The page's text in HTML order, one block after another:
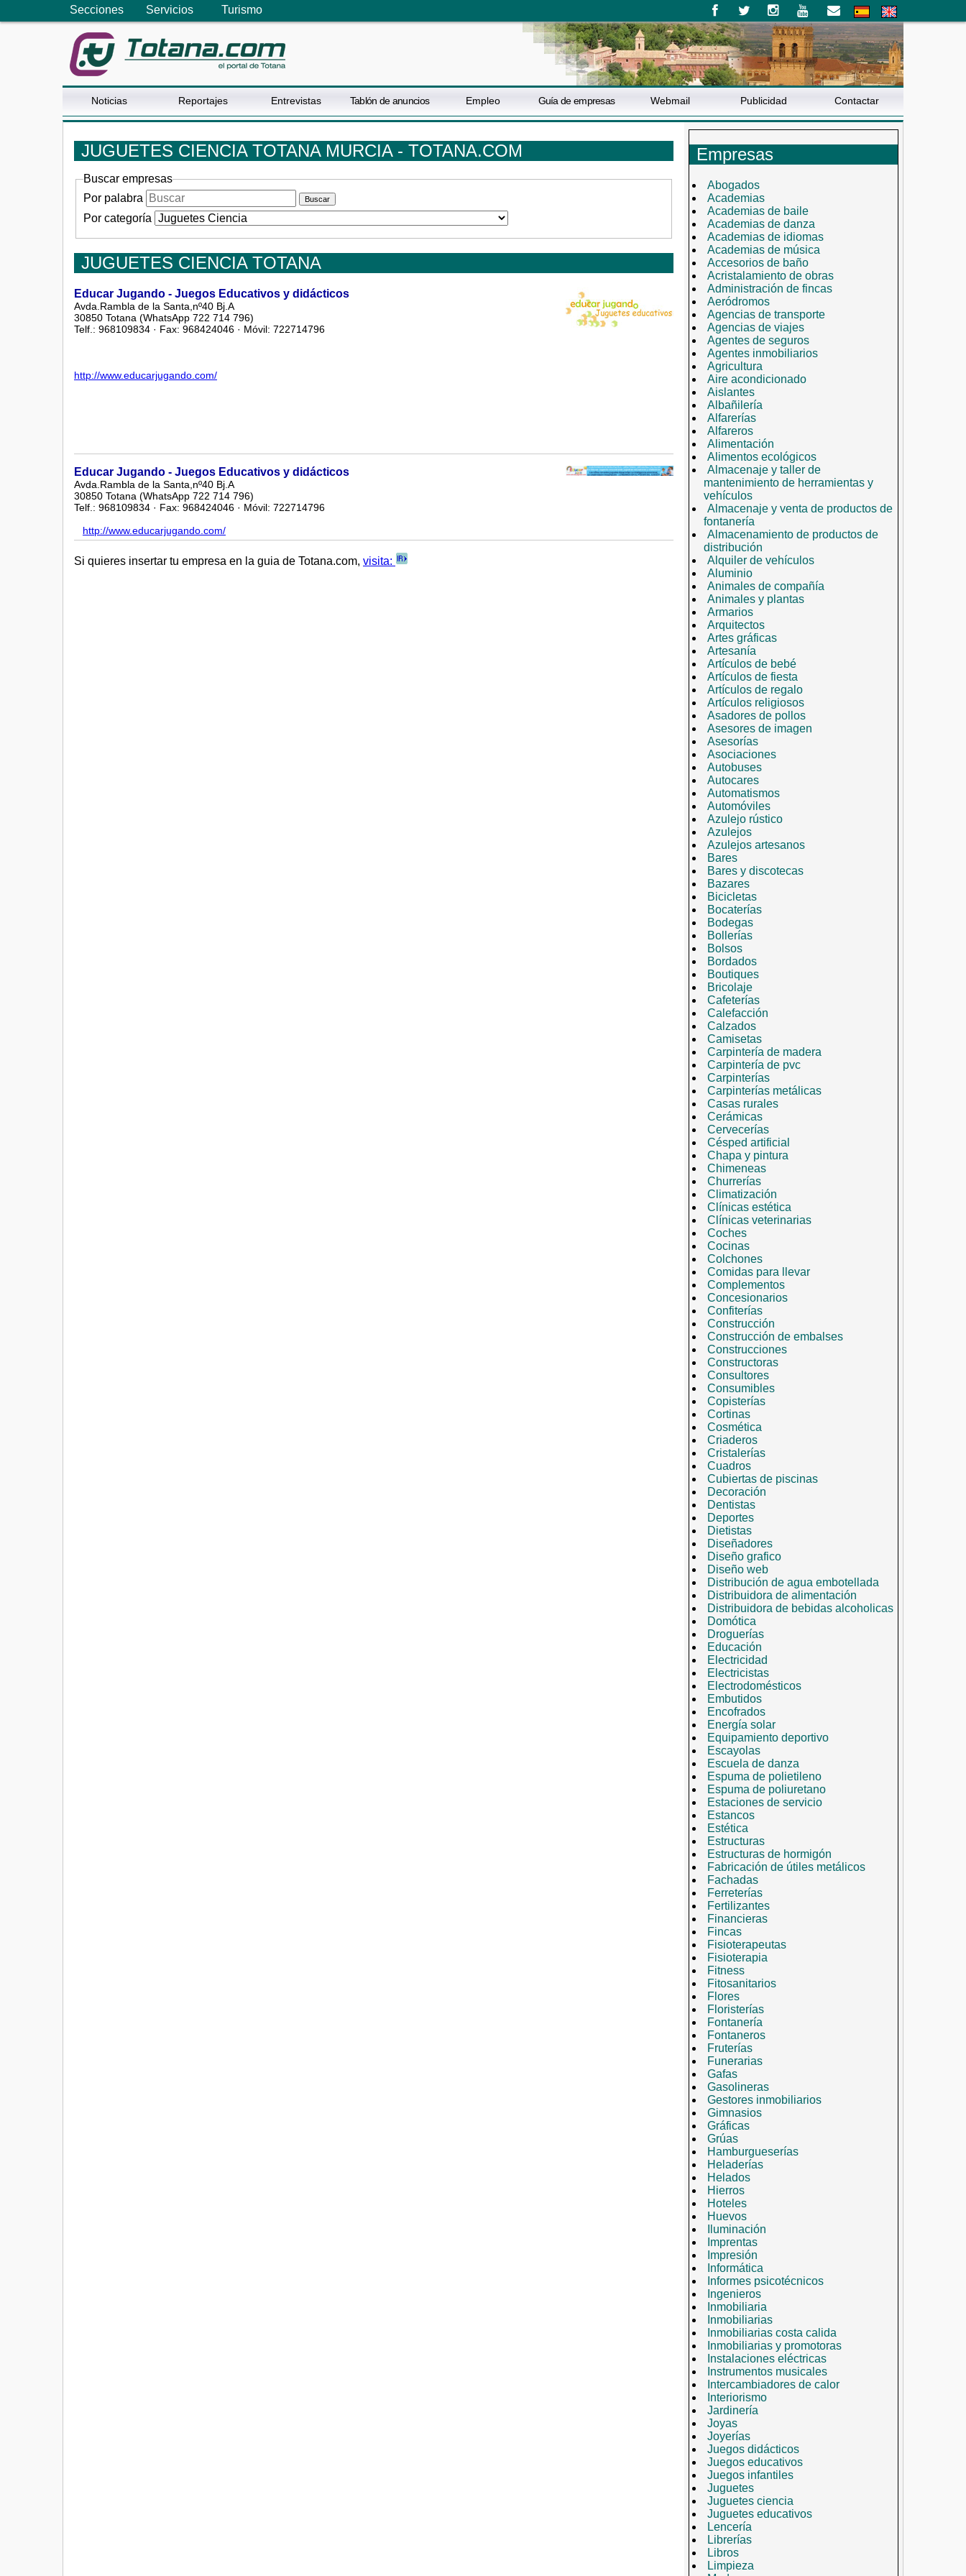
Secciones Servicios Turismo
Noticias Reportajes Entrevistas Tablón de anuncios Empleo Guía de empresas Webmail Publicidad Contactar
JUGUETES CIENCIA TOTANA MURCIA - TOTANA.COM
Buscar empresas
Por palabra
Por categoría
JUGUETES CIENCIA TOTANA
Educar Jugando - Juegos Educativos y didácticos
Avda.Rambla de la Santa,nº40 Bj.A
30850 Totana (WhatsApp 722 714 796)
Telf.: 968109834 · Fax: 968424046 · Móvil: 722714796
http://www.educarjugando.com/
Educar Jugando - Juegos Educativos y didácticos
Avda.Rambla de la Santa,nº40 Bj.A
30850 Totana (WhatsApp 722 714 796)
Telf.: 968109834 · Fax: 968424046 · Móvil: 722714796
http://www.educarjugando.com/
Si quieres insertar tu empresa en la guia de Totana.com, visita:
Empresas
Abogados
Academias
Academias de baile
Academias de danza
Academias de idiomas
Academias de música
Accesorios de baño
Acristalamiento de obras
Administración de fincas
Aeródromos
Agencias de transporte
Agencias de viajes
Agentes de seguros
Agentes inmobiliarios
Agricultura
Aire acondicionado
Aislantes
Albañilería
Alfarerías
Alfareros
Alimentación
Alimentos ecológicos
Almacenaje y taller de
mantenimiento de herramientas y
vehículos
Almacenaje y venta de productos de
fontanería
Almacenamiento de productos de
distribución
Alquiler de vehículos
Aluminio
Animales de compañía
Animales y plantas
Armarios
Arquitectos
Artes gráficas
Artesanía
Artículos de bebé
Artículos de fiesta
Artículos de regalo
Artículos religiosos
Asadores de pollos
Asesores de imagen
Asesorías
Asociaciones
Autobuses
Autocares
Automatismos
Automóviles
Azulejo rústico
Azulejos
Azulejos artesanos
Bares
Bares y discotecas
Bazares
Bicicletas
Bocaterías
Bodegas
Bollerías
Bolsos
Bordados
Boutiques
Bricolaje
Cafeterías
Calefacción
Calzados
Camisetas
Carpintería de madera
Carpintería de pvc
Carpinterías
Carpinterías metálicas
Casas rurales
Cerámicas
Cervecerías
Césped artificial
Chapa y pintura
Chimeneas
Churrerías
Climatización
Clínicas estética
Clínicas veterinarias
Coches
Cocinas
Colchones
Comidas para llevar
Complementos
Concesionarios
Confiterías
Construcción
Construcción de embalses
Construcciones
Constructoras
Consultores
Consumibles
Copisterías
Cortinas
Cosmética
Criaderos
Cristalerías
Cuadros
Cubiertas de piscinas
Decoración
Dentistas
Deportes
Dietistas
Diseñadores
Diseño grafico
Diseño web
Distribución de agua embotellada
Distribuidora de alimentación
Distribuidora de bebidas alcoholicas
Domótica
Droguerías
Educación
Electricidad
Electricistas
Electrodomésticos
Embutidos
Encofrados
Energía solar
Equipamiento deportivo
Escayolas
Escuela de danza
Espuma de polietileno
Espuma de poliuretano
Estaciones de servicio
Estancos
Estética
Estructuras
Estructuras de hormigón
Fabricación de útiles metálicos
Fachadas
Ferreterías
Fertilizantes
Financieras
Fincas
Fisioterapeutas
Fisioterapia
Fitness
Fitosanitarios
Flores
Floristerías
Fontanería
Fontaneros
Fruterías
Funerarias
Gafas
Gasolineras
Gestores inmobiliarios
Gimnasios
Gráficas
Grúas
Hamburgueserías
Heladerías
Helados
Hierros
Hoteles
Huevos
Iluminación
Imprentas
Impresión
Informática
Informes psicotécnicos
Ingenieros
Inmobiliaria
Inmobiliarias
Inmobiliarias costa calida
Inmobiliarias y promotoras
Instalaciones eléctricas
Instrumentos musicales
Intercambiadores de calor
Interiorismo
Jardinería
Joyas
Joyerías
Juegos didácticos
Juegos educativos
Juegos infantiles
Juguetes
Juguetes ciencia
Juguetes educativos
Lencería
Librerías
Libros
Limpieza